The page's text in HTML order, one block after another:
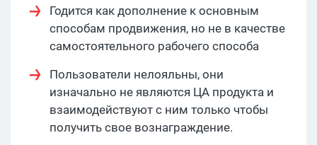
Годится как дополнение к основным
способам продвижения, но не в качестве
самостоятельного рабочего способа
Пользователи нелояльны, они
изначально не являются ЦА продукта и
взаимодействуют с ним только чтобы
получить свое вознаграждение.